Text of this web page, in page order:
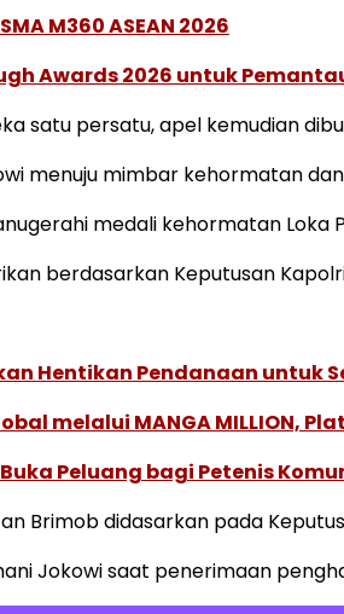
M360 ASEAN 2026
Awards 2026 untuk
satu persatu, apel kemudian
menuju mimbar kehormatan
medali kehormatan
berdasarkan Keputusan
Hentikan Pendanaan untuk
melalui MANGA MILLION,
Buka Peluang bagi Petenis
Brimob didasarkan pada
Jokowi saat penerimaan